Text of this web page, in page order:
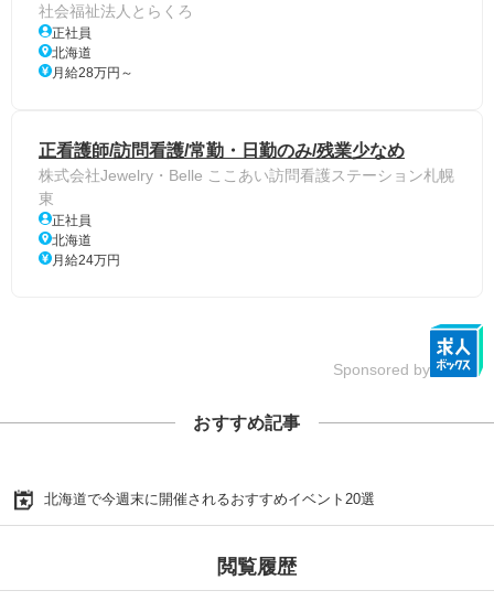
社会福祉法人とらくろ
正社員
北海道
月給28万円～
正看護師/訪問看護/常勤・日勤のみ/残業少なめ
株式会社Jewelry・Belle ここあい訪問看護ステーション札幌
東
正社員
北海道
月給24万円
Sponsored by
おすすめ記事
北海道で今週末に開催されるおすすめイベント20選
閲覧履歴